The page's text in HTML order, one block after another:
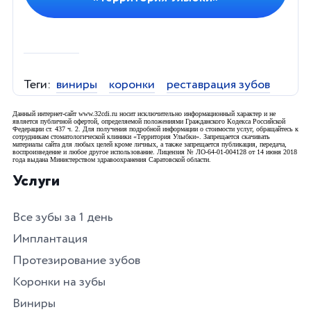
Теги: виниры коронки реставрация зубов
Данный интернет-сайт www.32cdi.ru носит исключительно информационный характер и не
является публичной офертой, определяемой положениями Гражданского Кодекса Российской
Федерации ст. 437 ч. 2. Для получения подробной информации о стоимости услуг, обращайтесь к
сотрудникам стоматологической клиники «Территория Улыбки». Запрещается скачивать
материалы сайта для любых целей кроме личных, а также запрещается публикация, передача,
воспроизведение и любое другое использование. Лицензия № ЛО-64-01-004128 от 14 июня 2018
года выдана Министерством здравоохранения Саратовской области.
Услуги
Все зубы за 1 день
Имплантация
Протезирование зубов
Коронки на зубы
Виниры